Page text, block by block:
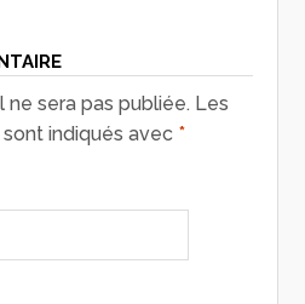
sera pas publiée. Les
indiqués avec *